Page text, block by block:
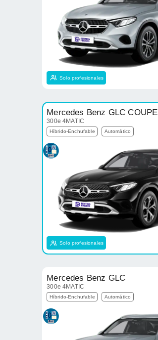
Solo profesionales
Mercedes Benz GLC COUPE
300e 4MATIC
Híbrido-Enchufable Automático
Solo profesionales
Mercedes Benz GLC
300e 4MATIC
Híbrido-Enchufable Automático